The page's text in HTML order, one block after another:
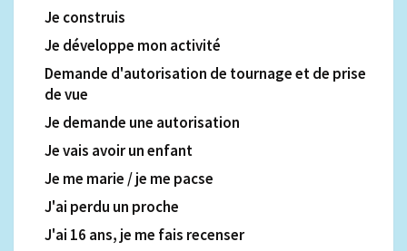
Je construis
Je développe mon activité
Demande d'autorisation de tournage et de prise
de vue
Je demande une autorisation
Je vais avoir un enfant
Je me marie / je me pacse
J'ai perdu un proche
J'ai 16 ans, je me fais recenser